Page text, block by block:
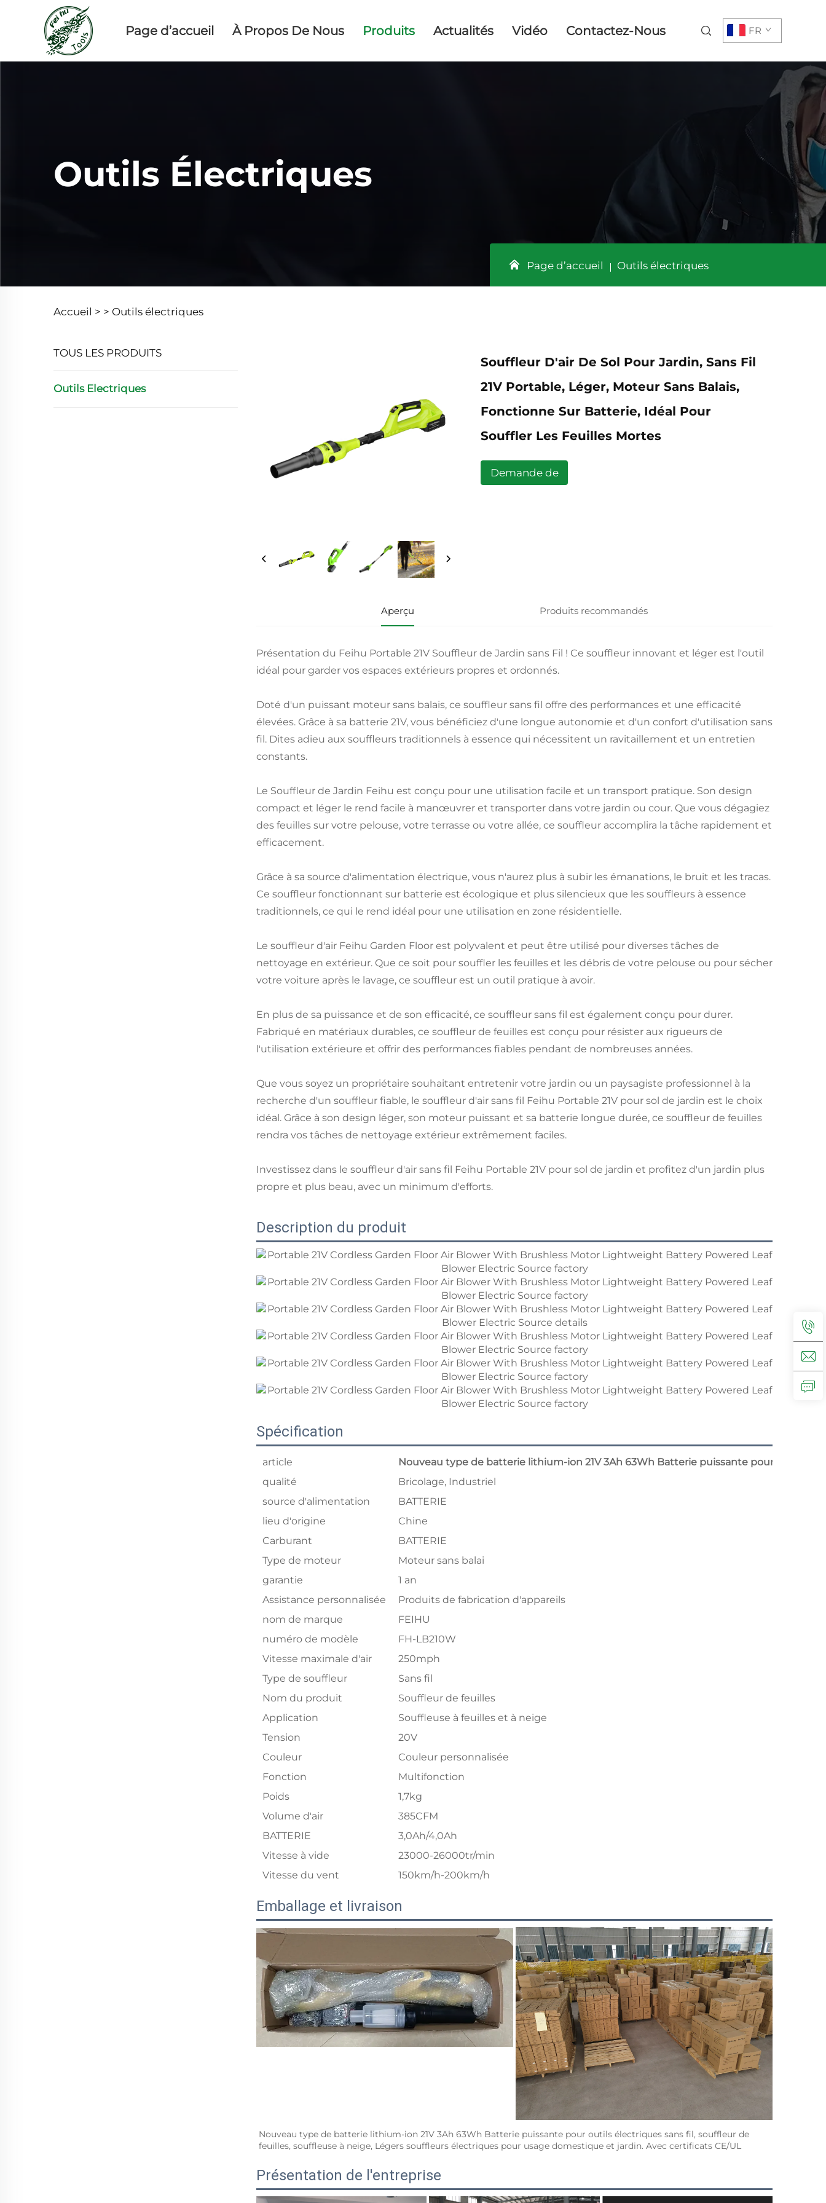
Page d’accueil À Propos De Nous Produits Actualités Vidéo Contactez-Nous FR
Outils Électriques
Page d’accueil Outils électriques
Accueil > > Outils électriques
TOUS LES PRODUITS
Outils Electriques
Souffleur D'air De Sol Pour Jardin, Sans Fil
21V Portable, Léger, Moteur Sans Balais,
Fonctionne Sur Batterie, Idéal Pour
Souffler Les Feuilles Mortes
Demande de
Aperçu Produits recommandés
Présentation du Feihu Portable 21V Souffleur de Jardin sans Fil ! Ce souffleur innovant et léger est l'outil
idéal pour garder vos espaces extérieurs propres et ordonnés.
Doté d'un puissant moteur sans balais, ce souffleur sans fil offre des performances et une efficacité
élevées. Grâce à sa batterie 21V, vous bénéficiez d'une longue autonomie et d'un confort d'utilisation sans
fil. Dites adieu aux souffleurs traditionnels à essence qui nécessitent un ravitaillement et un entretien
constants.
Le Souffleur de Jardin Feihu est conçu pour une utilisation facile et un transport pratique. Son design
compact et léger le rend facile à manœuvrer et transporter dans votre jardin ou cour. Que vous dégagiez
des feuilles sur votre pelouse, votre terrasse ou votre allée, ce souffleur accomplira la tâche rapidement et
efficacement.
Grâce à sa source d'alimentation électrique, vous n'aurez plus à subir les émanations, le bruit et les tracas.
Ce souffleur fonctionnant sur batterie est écologique et plus silencieux que les souffleurs à essence
traditionnels, ce qui le rend idéal pour une utilisation en zone résidentielle.
Le souffleur d'air Feihu Garden Floor est polyvalent et peut être utilisé pour diverses tâches de
nettoyage en extérieur. Que ce soit pour souffler les feuilles et les débris de votre pelouse ou pour sécher
votre voiture après le lavage, ce souffleur est un outil pratique à avoir.
En plus de sa puissance et de son efficacité, ce souffleur sans fil est également conçu pour durer.
Fabriqué en matériaux durables, ce souffleur de feuilles est conçu pour résister aux rigueurs de
l'utilisation extérieure et offrir des performances fiables pendant de nombreuses années.
Que vous soyez un propriétaire souhaitant entretenir votre jardin ou un paysagiste professionnel à la
recherche d'un souffleur fiable, le souffleur d'air sans fil Feihu Portable 21V pour sol de jardin est le choix
idéal. Grâce à son design léger, son moteur puissant et sa batterie longue durée, ce souffleur de feuilles
rendra vos tâches de nettoyage extérieur extrêmement faciles.
Investissez dans le souffleur d'air sans fil Feihu Portable 21V pour sol de jardin et profitez d'un jardin plus
propre et plus beau, avec un minimum d'efforts.
Description du produit
Spécification
article
Nouveau type de batterie lithium-ion 21V 3Ah 63Wh Batterie puissante pour outils
qualité
Bricolage, Industriel
source d'alimentation
BATTERIE
lieu d'origine
Chine
Carburant
BATTERIE
Type de moteur
Moteur sans balai
garantie
1 an
Assistance personnalisée
Produits de fabrication d'appareils
nom de marque
FEIHU
numéro de modèle
FH-LB210W
Vitesse maximale d'air
250mph
Type de souffleur
Sans fil
Nom du produit
Souffleur de feuilles
Application
Souffleuse à feuilles et à neige
Tension
20V
Couleur
Couleur personnalisée
Fonction
Multifonction
Poids
1,7kg
Volume d'air
385CFM
BATTERIE
3,0Ah/4,0Ah
Vitesse à vide
23000-26000tr/min
Vitesse du vent
150km/h-200km/h
Emballage et livraison
Nouveau type de batterie lithium-ion 21V 3Ah 63Wh Batterie puissante pour outils électriques sans fil, souffleur de
feuilles, souffleuse à neige, Légers souffleurs électriques pour usage domestique et jardin. Avec certificats CE/UL
Présentation de l'entreprise